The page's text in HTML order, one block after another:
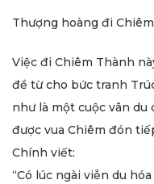
Thượng hoàng đi
Việc đi Chiêm Thành
đề từ cho bức tranh
như là một cuộc vân du
được vua Chiêm đón
Chính viết:
“Có lúc ngài viễn du